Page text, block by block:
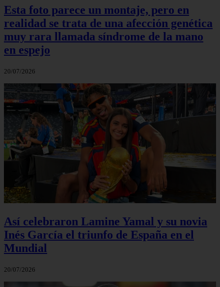
Esta foto parece un montaje, pero en
realidad se trata de una afección genética
muy rara llamada síndrome de la mano
en espejo
20/07/2026
Así celebraron Lamine Yamal y su novia
Inés García el triunfo de España en el
Mundial
20/07/2026